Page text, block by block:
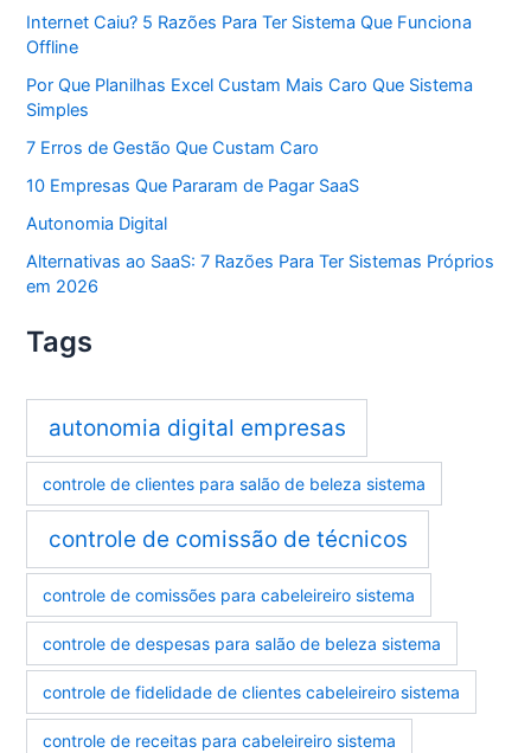
Internet Caiu? 5 Razões Para Ter Sistema Que Funciona
Offline
Por Que Planilhas Excel Custam Mais Caro Que Sistema
Simples
7 Erros de Gestão Que Custam Caro
10 Empresas Que Pararam de Pagar SaaS
Autonomia Digital
Alternativas ao SaaS: 7 Razões Para Ter Sistemas Próprios
em 2026
Tags
autonomia digital empresas
controle de clientes para salão de beleza sistema
controle de comissão de técnicos
controle de comissões para cabeleireiro sistema
controle de despesas para salão de beleza sistema
controle de fidelidade de clientes cabeleireiro sistema
controle de receitas para cabeleireiro sistema